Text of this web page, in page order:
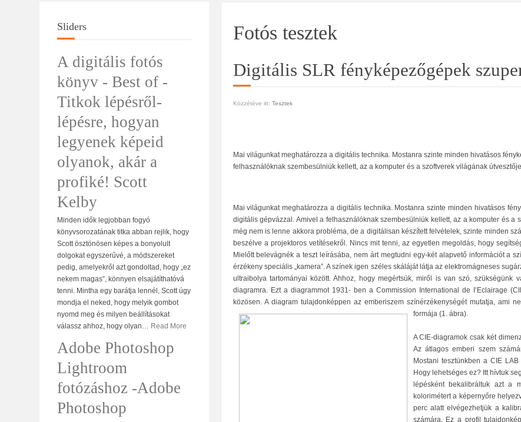
Fotós tesztek
Digitális SLR fényképezőgépek
Közzétéve itt: Tesztek
Mai világunkat meghatározza a digitális technika. Mostanra szinte minden hivatásos
felhasználóknak szembesülniük kellett, az a komputer és a szoftverek világának
Mai világunkat meghatározza a digitális technika. Mostanra szinte minden hivatásos
digitális gépvázzal. Amivel a felhasználóknak szembesülniük kellett, az a komputer és a
még nem is lenne akkora probléma, de a digitálisan készített felvételek, szinte minden
beszélve a projektoros vetítésekről. Nincs mit tenni, az egyetlen megoldás, hogy
Mielőtt belevágnék a teszt leírásába, nem árt megtudni egy-két alapvető információt a
érzékeny speciális „kamera”. A színek igen széles skáláját látja az elektromágneses
ultraibolya tartományai között. Ahhoz, hogy megértsük, miről is van szó, szükségünk
diagramra. Ezt a diagrammot 1931- ben a Commission International de I’Eclairage
közösen. A diagram tulajdonképpen az emberiszem színérzékenységét mutatja, ami
formája (1. ábra).
A CIE-diagramok csak két
Az átlagos emberi szem
Mostani tesztünkben a CIE
Hogy lehetséges ez? Itt hívtuk
lépésként bekalibráltuk azt a
kolorimétert a képernyőre
perc alatt elvégezhetjük a
számára. Ez a profil
Sliders
A digitális fotós
könyv - Best of -
Titkok lépésről-
lépésre, hogyan
legyenek képeid
olyanok, akár a
profiké! Scott
Kelby
Minden idők legjobban fogyó
könyvsorozatának titka abban rejlik, hogy
Scott ösztönösen képes a bonyolult
dolgokat egyszerűvé, a módszereket
pedig, amelyekről azt gondoltad, hogy „ez
nekem magas”, könnyen elsajátíthatóvá
tenni. Mintha egy barátja lennél, Scott úgy
mondja el neked, hogy melyik gombot
nyomd meg és milyen beállításokat
válassz ahhoz, hogy olyan… Read More
Adobe Photoshop
Lightroom
fotózáshoz -Adobe
Photoshop